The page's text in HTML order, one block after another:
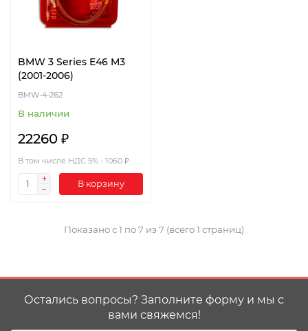
BMW 3 Series E46 M3
(2001-2006)
BMW-4-262
В наличии
22260 ₽
В том числе НДС 5% - 1060 ₽
В корзину
Показано с 1 по 7 из 7 (всего 1 страниц)
Остались вопросы? Заполните форму и мы с
вами свяжемся!